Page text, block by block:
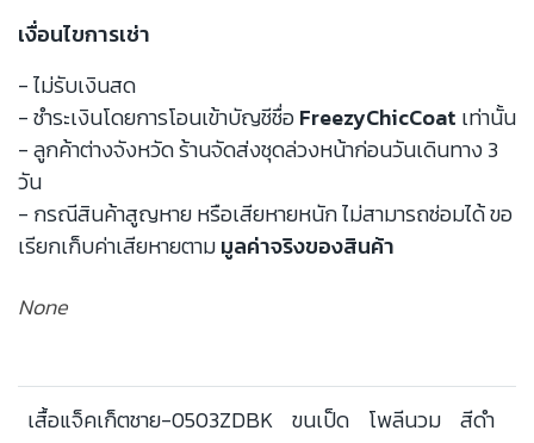
เงื่อนไขการเช่า
- ไม่รับเงินสด
- ชำระเงินโดยการโอนเข้าบัญชีชื่อFreezyChicCoat เท่านั้น
- ลูกค้าต่างจังหวัด ร้านจัดส่งชุดล่วงหน้าก่อนวันเดินทาง 3
วัน
- กรณีสินค้าสูญหาย หรือเสียหายหนัก ไม่สามารถซ่อมได้ ขอ
เรียกเก็บค่าเสียหายตามมูลค่าจริงของสินค้า
None
เสื้อแจ็คเก็ตชาย-0503ZDBK ขนเป็ด โพลีนวม สีดำ